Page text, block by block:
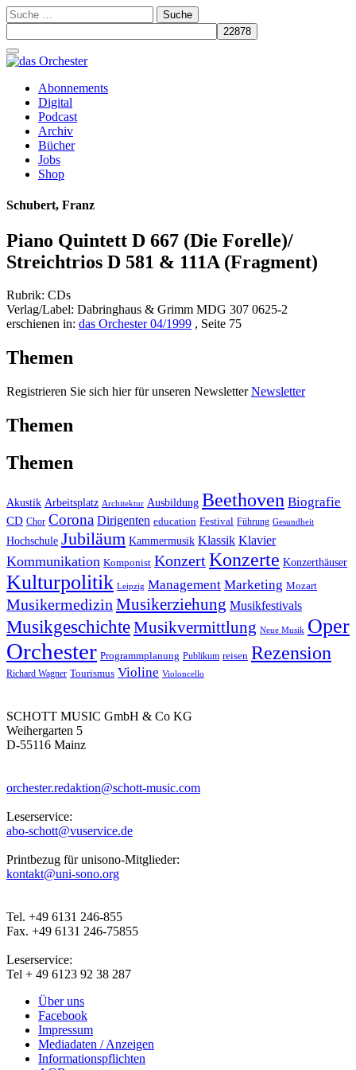
Suche
nach:
Schalte
Navigation
Zum
Inhalt
springen
Abonnements
Digital
Podcast
Archiv
Bücher
Jobs
Shop
Schubert, Franz
Piano Quintett D 667 (Die Forelle)/
Streichtrios D 581 & 111A (Fragment)
Rubrik: CDs
Verlag/Label: Dabringhaus & Grimm MDG 307 0625-2
erschienen in: das Orchester 04/1999 , Seite 75
Themen
Registrieren Sie sich hier für unseren NewsletterNewsletter
Themen
Themen
Akustik Arbeitsplatz Architektur Ausbildung Beethoven Biografie
CD Chor Corona Dirigenten education Festival Führung Gesundheit
Hochschule Jubiläum Kammermusik Klassik Klavier
Kommunikation Komponist KonzertKonzerte Konzerthäuser
Kulturpolitik Leipzig Management Marketing Mozart
Musikermedizin Musikerziehung Musikfestivals
MusikgeschichteMusikvermittlung Neue Musik Oper
Orchester Programmplanung Publikum reisen Rezension
Richard Wagner Tourismus Violine Violoncello
SCHOTT MUSIC GmbH & Co KG
Weihergarten 5
D-55116 Mainz
orchester.redaktion@schott-music.com
Leserservice:
abo-schott@vuservice.de
Printbezug für unisono-Mitglieder:
kontakt@uni-sono.org
Tel. +49 6131 246-855
Fax. +49 6131 246-75855
Leserservice:
Tel + 49 6123 92 38 287
Über uns
Facebook
Impressum
Mediadaten / Anzeigen
Informationspflichten